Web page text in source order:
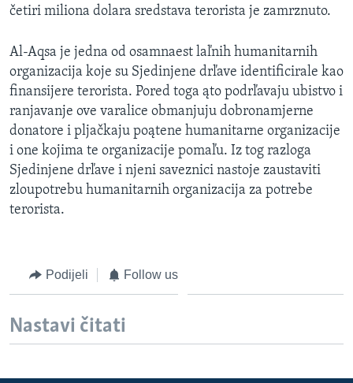
četiri miliona dolara sredstava terorista je zamrznuto.
Al-Aqsa je jedna od osamnaest laľnih humanitarnih
organizacija koje su Sjedinjene drľave identificirale kao
finansijere terorista. Pored toga ąto podrľavaju ubistvo i
ranjavanje ove varalice obmanjuju dobronamjerne
donatore i pljačkaju poątene humanitarne organizacije
i one kojima te organizacije pomaľu. Iz tog razloga
Sjedinjene drľave i njeni saveznici nastoje zaustaviti
zloupotrebu humanitarnih organizacija za potrebe
terorista.
Podijeli Follow us
Nastavi čitati